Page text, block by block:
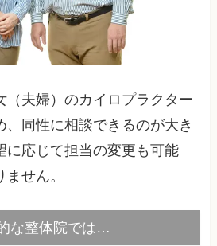
（夫婦）のカイロプラクター
、同性に相談できるのが大き
に応じて担当の変更も可能
せん。
な整体院では…